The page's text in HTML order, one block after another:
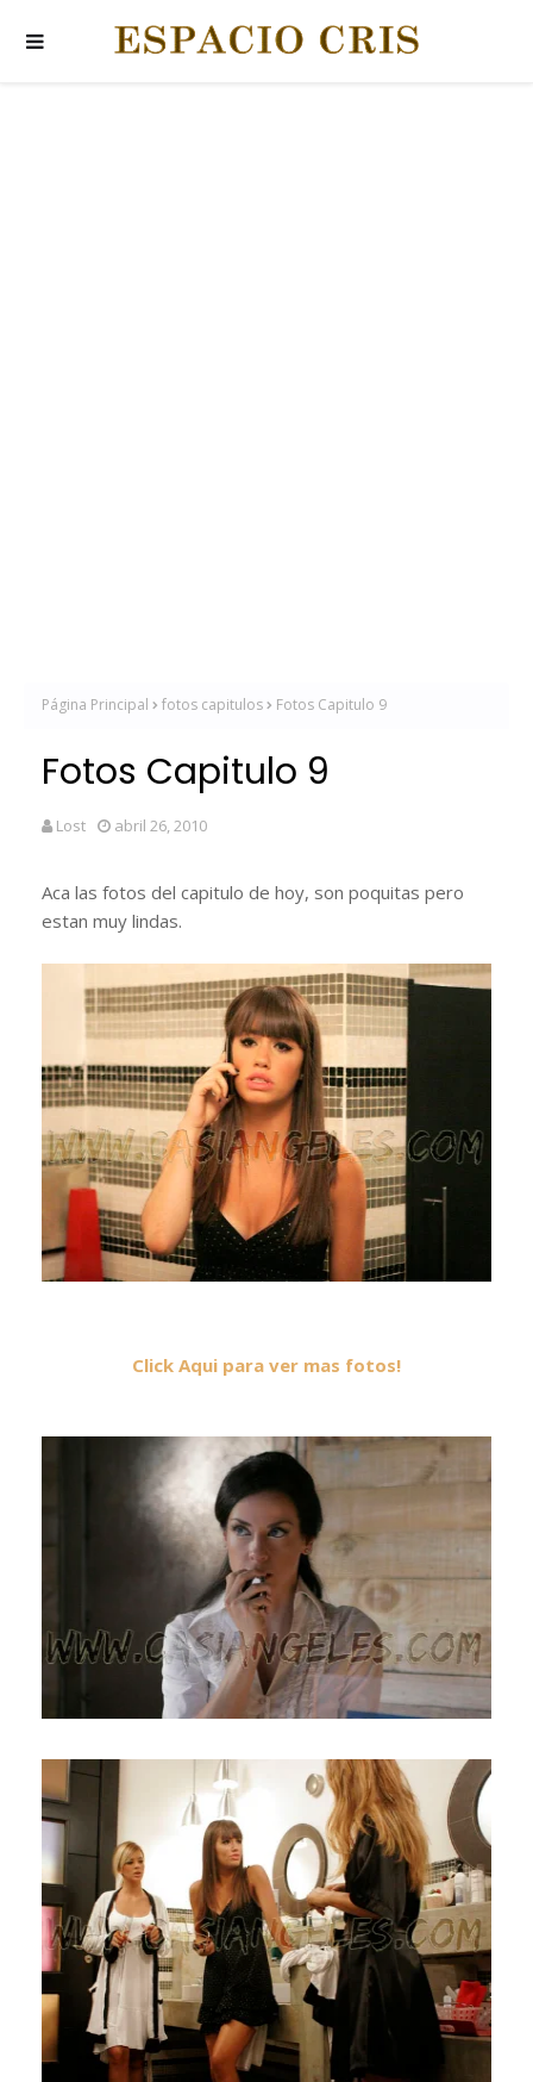
Página Principal fotos capitulos Fotos Capitulo 9
Fotos Capitulo 9
Lost abril 26, 2010
Aca las fotos del capitulo de hoy, son poquitas pero
estan muy lindas.
Click Aqui para ver mas fotos!